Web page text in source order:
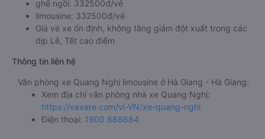
ghế ngồi: 332500đ/vé
limousine: 332500đ/vé
Giá vé xe ổn định, không tăng giảm đột xuất trong các
dịp Lễ, Tết cao điểm
Thông tin liên hệ
Văn phòng xe Quang Nghị limousine ở Hà Giang - Hà Giang:
Xem địa chỉ văn phòng nhà xe Quang Nghị:
https://vexere.com/vi-VN/xe-quang-nghi
Điện thoại: 1900 888684